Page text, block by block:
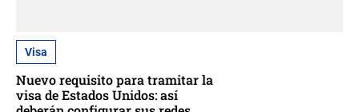
Visa
Nuevo requisito para tramitar la
visa de Estados Unidos: así